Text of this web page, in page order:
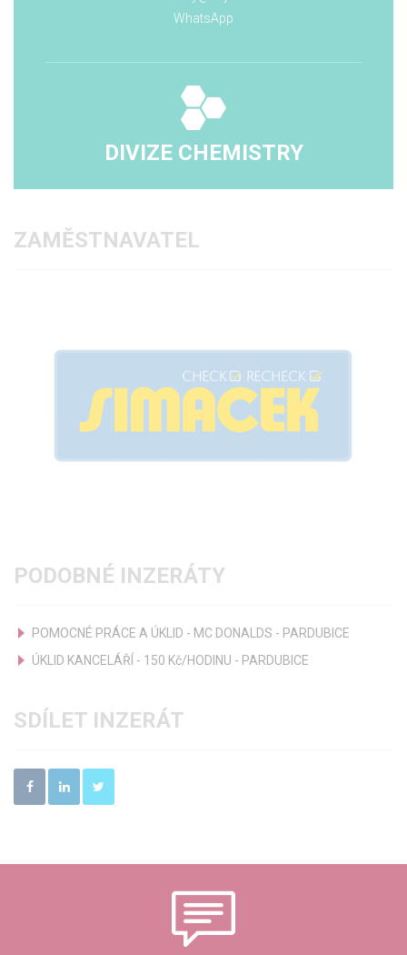
WhatsApp
DIVIZE CHEMISTRY
ZAMĚSTNAVATEL
PODOBNÉ INZERÁTY
POMOCNÉ PRÁCE A ÚKLID - MC DONALDS - PARDUBICE
ÚKLID KANCELÁŘÍ - 150 Kč/HODINU - PARDUBICE
SDÍLET INZERÁT